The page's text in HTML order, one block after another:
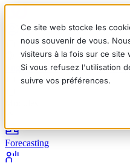
Ce site web stocke les
nous souvenir de vous.
visiteurs à la fois sur ce
Si vous refusez l'utilisation
suivre vos préférences.
EnglishDeutschFrançaisEspañol
Forecasting